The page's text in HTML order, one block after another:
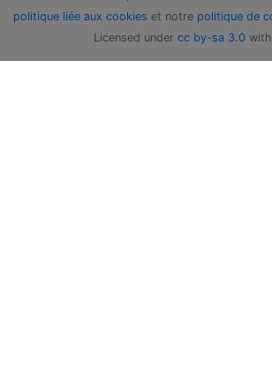
politique liée aux cookies et notre politique de
Licensed under cc by-sa 3.0